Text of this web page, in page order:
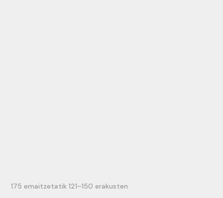
175 emaitzetatik 121–150 erakusten